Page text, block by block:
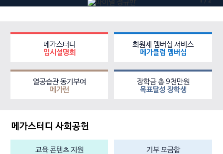
메가스터디
입시설명회